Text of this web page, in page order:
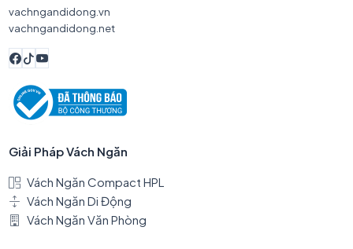
vachngandidong.vn
vachngandidong.net
Giải Pháp Vách Ngăn
Vách Ngăn Compact HPL
Vách Ngăn Di Động
Vách Ngăn Văn Phòng